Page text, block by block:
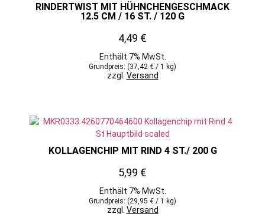
RINDERTWIST MIT HÜHNCHENGESCHMACK
12.5 CM / 16 ST. / 120 G
4,49 €
Enthält 7% MwSt.
Grundpreis: (37,42 € / 1 kg)
zzgl. Versand
KOLLAGENCHIP MIT RIND 4 ST./ 200 G
5,99 €
Enthält 7% MwSt.
Grundpreis: (29,95 € / 1 kg)
zzgl. Versand